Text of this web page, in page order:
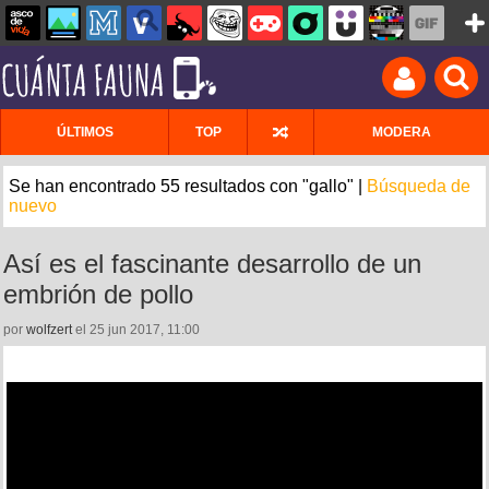
ÚLTIMOS TOP MODERA
Se han encontrado 55 resultados con "gallo" |
Búsqueda de
nuevo
Así es el fascinante desarrollo de un
embrión de pollo
por wolfzertel 25 jun 2017, 11:00